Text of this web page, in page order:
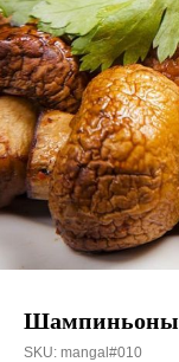
Шампиньоны
SKU: mangal#010